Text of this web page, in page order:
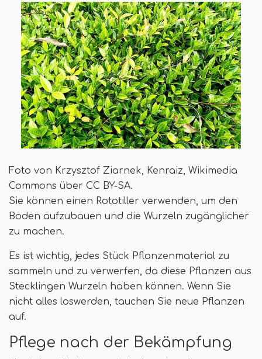
Foto von Krzysztof Ziarnek, Kenraiz, Wikimedia
Commons über CC BY-SA.
Sie können einen Rototiller verwenden, um den
Boden aufzubauen und die Wurzeln zugänglicher
zu machen.
Es ist wichtig, jedes Stück Pflanzenmaterial zu
sammeln und zu verwerfen, da diese Pflanzen aus
Stecklingen Wurzeln haben können. Wenn Sie
nicht alles loswerden, tauchen Sie neue Pflanzen
auf.
Pflege nach der Bekämpfung